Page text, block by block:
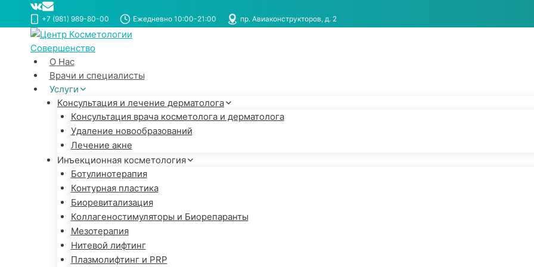
Перейти
содержимому
+7 (981) 989-80-00 Ежедневно 10:00-21:00 пр. Авиаконструкторов, д. 2
О Нас
Врачи и специалисты
Услуги
Консультация и лечение дерматолога
Консультация врача косметолога и дерматолога
Удаление новообразований
Лечение акне
Инъекционная косметология
Ботулинотерапия
Контурная пластика
Биоревитализация
Коллагеностимуляторы и Биорепаранты
Мезотерапия
Нитевой лифтинг
Плазмолифтинг и PRP